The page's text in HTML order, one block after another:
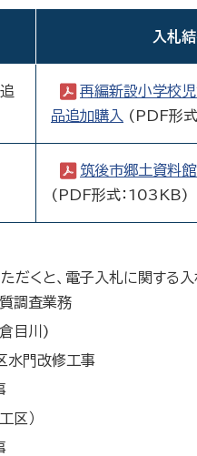
入札
再編新設小学校
品追加購入
(PDF形
筑後市郷土資料
(PDF形式：103KB)
ただくと、電子入札に関する
調査業務
目川)
水門改修工事
区）